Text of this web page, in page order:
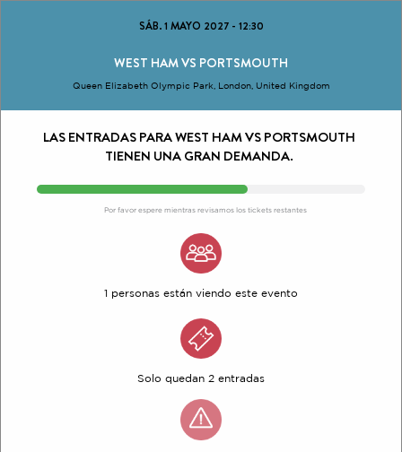
SÁB. 1 MAYO 2027- 12:30
WEST HAM VS PORTSMOUTH
Queen Elizabeth Olympic Park, London, United Kingdom
LAS ENTRADAS PARA WEST HAM VS PORTSMOUTH
TIENEN UNA GRAN DEMANDA.
Por favor espere mientras revisamos los tickets restantes
1 personas están viendo este evento
Solo quedan 2 entradas